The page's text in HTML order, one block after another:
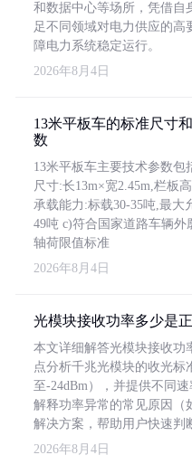
和数据中心等场所，凭借自
足不同领域对电力供应的高
障电力系统稳定运行。
2026年8月4日
13米平板车的标准尺寸
数
13米平板车主要技术参数包
尺寸:长13m×宽2.45m,栏板
承载能力:标载30-35吨,最大
49吨 c)符合国家道路车辆外
轴荷限值标准
2026年8月4日
光模块接收功率多少是
本文详细解答光模块接收功
点分析千兆光模块的收光标
至-24dBm），并提供不同
解释功率异常的常见原因（
解决方案，帮助用户快速判
2026年8月4日